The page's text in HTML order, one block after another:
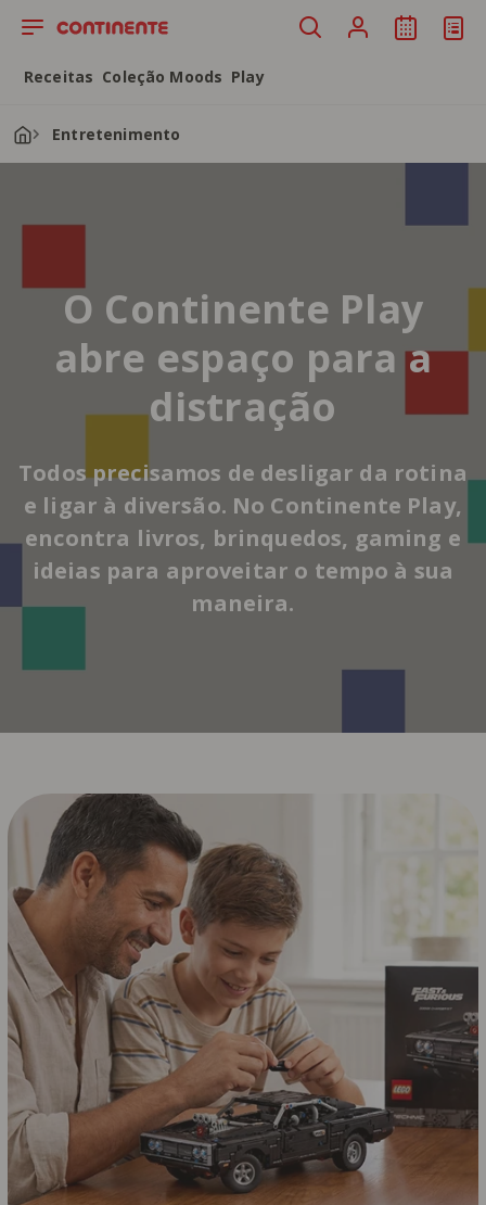
Saltar para o conteúdo principal
Receitas Coleção Moods Play
Entretenimento
O Continente Play
abre espaço para a
distração
Todos precisamos de desligar da rotina
e ligar à diversão. No Continente Play,
encontra livros, brinquedos, gaming e
ideias para aproveitar o tempo à sua
maneira.